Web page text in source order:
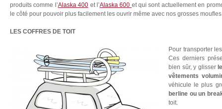
produits comme l’Alaska 400 et l’Alaska 600 et qui sont actuellement en
le côté pour pouvoir plus facilement les ouvrir même avec nos grosses
LES COFFRES DE TOIT
Pour transporter
Ces derniers
bien sûr, y glisser
vêtements
véhicule le plus
berline ou un
toit.